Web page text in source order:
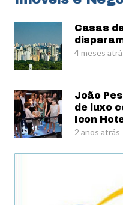
Casas
4 meses
João
de luxo
Icon
2 anos atrás